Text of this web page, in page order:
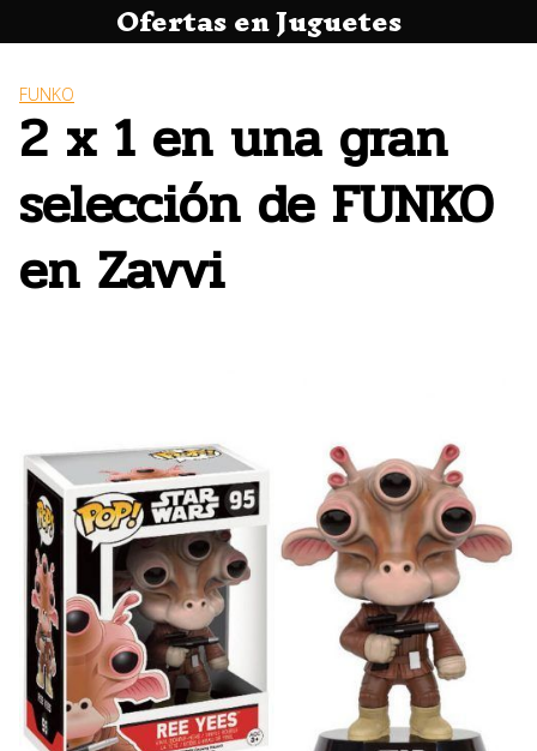
al
Ofertas en Juguetes
FUNKO
2 x 1 en una gran
selección de FUNKO
en Zavvi